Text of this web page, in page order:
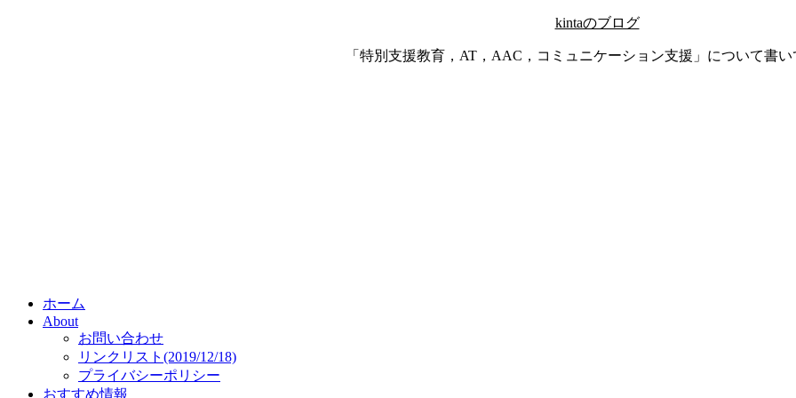
kintaのブログ
「特別支援教育，AT，AAC，コミュニケーション支援」について書
ホーム
About
お問い合わせ
リンクリスト(2019/12/18)
プライバシーポリシー
おすすめ情報